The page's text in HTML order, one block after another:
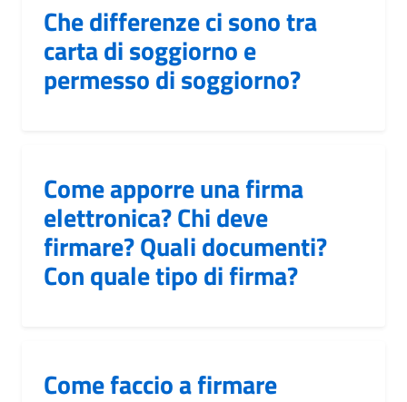
Che differenze ci sono tra
carta di soggiorno e
permesso di soggiorno?
Come apporre una firma
elettronica? Chi deve
firmare? Quali documenti?
Con quale tipo di firma?
Come faccio a firmare